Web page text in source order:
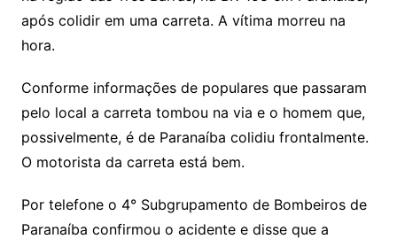
após colidir em uma carreta. A vítima morreu na
hora.
Conforme informações de populares que passaram
pelo local a carreta tombou na via e o homem que,
possivelmente, é de Paranaíba colidiu frontalmente.
O motorista da carreta está bem.
Por telefone o 4° Subgrupamento de Bombeiros de
Paranaíba confirmou o acidente e disse que a